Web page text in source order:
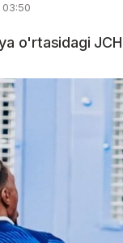
o'rtasidagi